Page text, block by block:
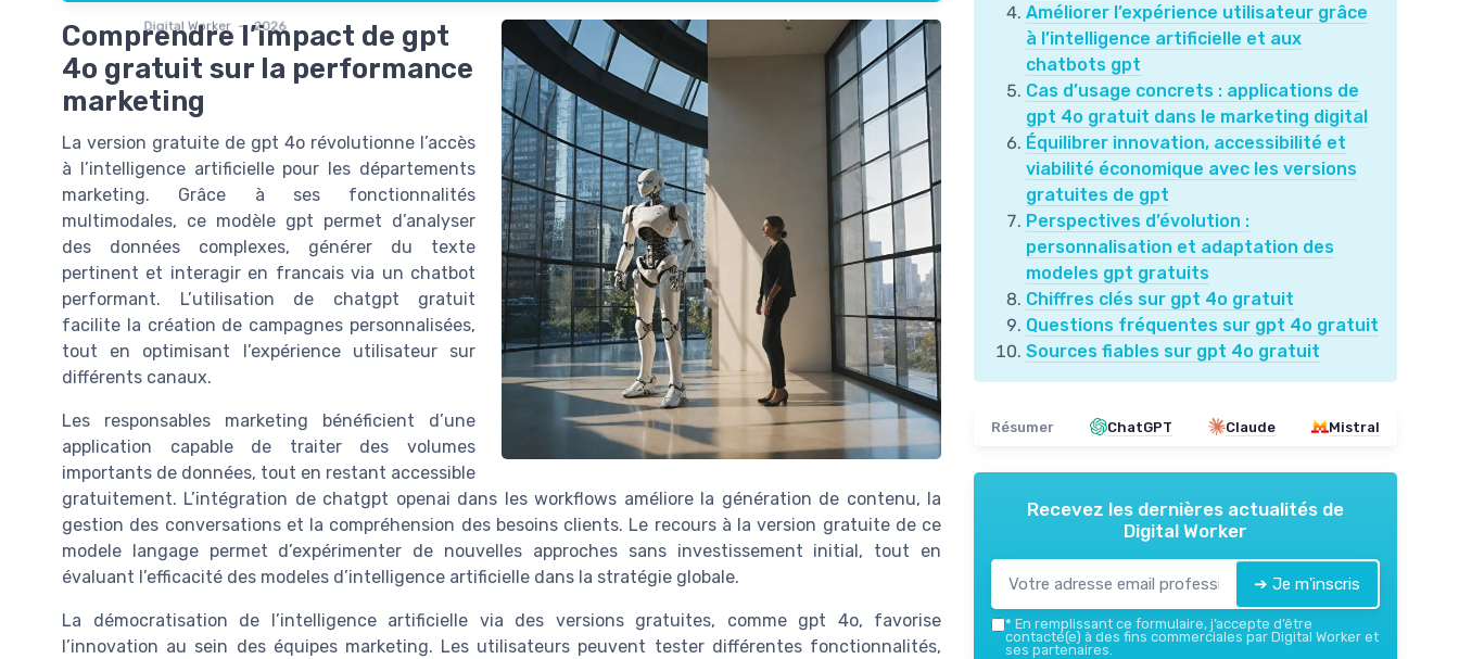
Digital Worker — 2026
Comprendre l’impact de gpt
4o gratuit sur la performance
marketing
La version gratuite de gpt 4o révolutionne l’accès
à l’intelligence artificielle pour les départements
marketing. Grâce à ses fonctionnalités
multimodales, ce modèle gpt permet d’analyser
des données complexes, générer du texte
pertinent et interagir en francais via un chatbot
performant. L’utilisation de chatgpt gratuit
facilite la création de campagnes personnalisées,
tout en optimisant l’expérience utilisateur sur
différents canaux.
Les responsables marketing bénéficient d’une
application capable de traiter des volumes
importants de données, tout en restant accessible
gratuitement. L’intégration de chatgpt openai dans les workflows améliore la génération de contenu, la
gestion des conversations et la compréhension des besoins clients. Le recours à la version gratuite de ce
modele langage permet d’expérimenter de nouvelles approches sans investissement initial, tout en
évaluant l’efficacité des modeles d’intelligence artificielle dans la stratégie globale.
La démocratisation de l’intelligence artificielle via des versions gratuites, comme gpt 4o, favorise
l’innovation au sein des équipes marketing. Les utilisateurs peuvent tester différentes fonctionnalités,
Améliorer l’expérience utilisateur grâce
à l’intelligence artificielle et aux
chatbots gpt
Cas d’usage concrets : applications de
gpt 4o gratuit dans le marketing digital
Équilibrer innovation, accessibilité et
viabilité économique avec les versions
gratuites de gpt
Perspectives d’évolution :
personnalisation et adaptation des
modeles gpt gratuits
Chiffres clés sur gpt 4o gratuit
Questions fréquentes sur gpt 4o gratuit
Sources fiables sur gpt 4o gratuit
Résumer ChatGPT Claude Mistral
Recevez les dernières actualités de
Digital Worker
➔ Je m'inscris
* En remplissant ce formulaire, j’accepte d’être
contacté(e) à des fins commerciales par Digital Worker et
ses partenaires.